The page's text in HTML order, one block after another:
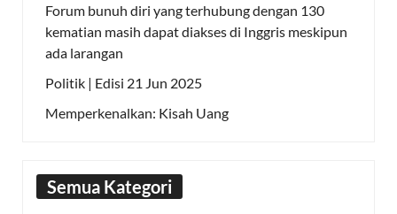
Forum bunuh diri yang terhubung dengan 130
kematian masih dapat diakses di Inggris meskipun
ada larangan
Politik | Edisi 21 Jun 2025
Memperkenalkan: Kisah Uang
Semua Kategori